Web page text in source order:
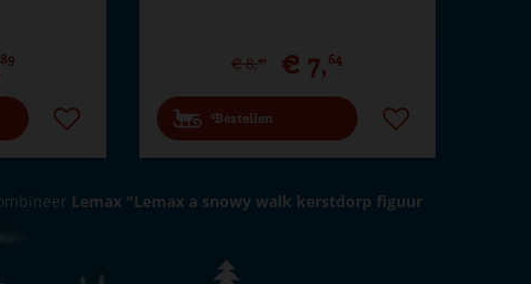
89 € 8,49 € 7,64
Bestellen
Lemax "Lemax a snowy walk kerstdorp figuur